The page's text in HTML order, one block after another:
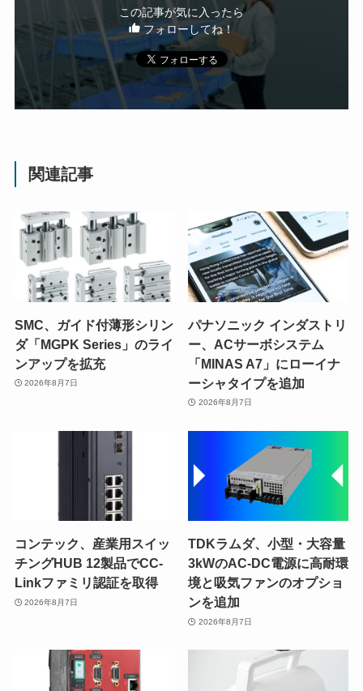
この記事が気に入ったら
フォローしてね！
関連記事
SMC、ガイド付薄形シリン
ダ「MGPK Series」のライ
ンアップを拡充
2026年8月7日
パナソニック インダストリ
ー、ACサーボシステム
「MINAS A7」にローイナ
ーシャタイプを追加
2026年8月7日
コンテック、産業用スイッ
チングHUB 12製品でCC-
Linkファミリ認証を取得
2026年8月7日
TDKラムダ、小型・大容量
3kWのAC-DC電源に高耐環
境と吸気ファンのオプショ
ンを追加
2026年8月7日